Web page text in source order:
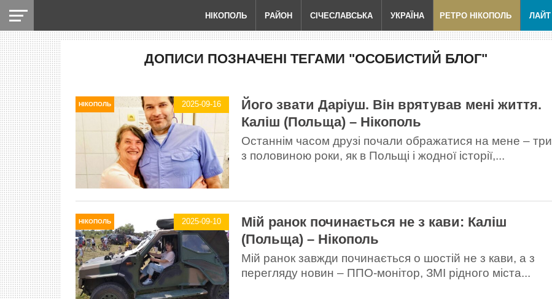
НІКОПОЛЬ РАЙОН СІЧЕСЛАВСЬКА УКРАЇНА РЕТРО НІКОПОЛЬ ЛАЙТ
ДОПИСИ ПОЗНАЧЕНІ ТЕГАМИ "ОСОБИСТИЙ БЛОГ"
НІКОПОЛЬ 2025-09-16
Його звати Даріуш. Він врятував мені життя.
Каліш (Польща) – Нікополь
Останнім часом друзі почали ображатися на мене – три
з половиною роки, як в Польщі і жодної історії,...
НІКОПОЛЬ 2025-09-10
Мій ранок починається не з кави: Каліш
(Польща) – Нікополь
Мій ранок завжди починається о шостій не з кави, а з
перегляду новин – ППО-монітор, ЗМІ рідного міста...